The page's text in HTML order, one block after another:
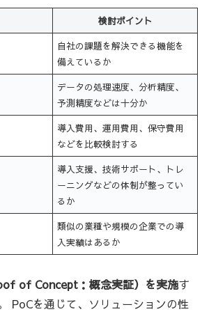
検討ポイント
自社の課題を解決できる機能を
備えているか
データの処理速度、分析精度、
予測精度などは十分か
導入費用、運用費用、保守費用
などを比較検討する
導入支援、技術サポート、トレ
ーニングなどの体制が整ってい
るか
類似の業種や規模の企業での導
入実績はあるか
of Concept：概念実証）を実施す
PoCを通じて、ソリューションの性